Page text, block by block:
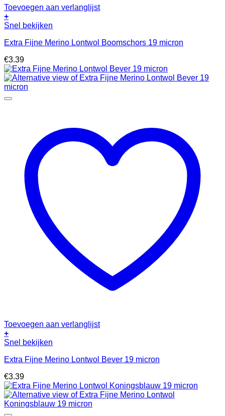
Toevoegen aan verlanglijst
+
Snel bekijken
Extra Fijne Merino Lontwol Boomschors 19 micron
€3.39
Toevoegen aan verlanglijst
+
Snel bekijken
Extra Fijne Merino Lontwol Bever 19 micron
€3.39